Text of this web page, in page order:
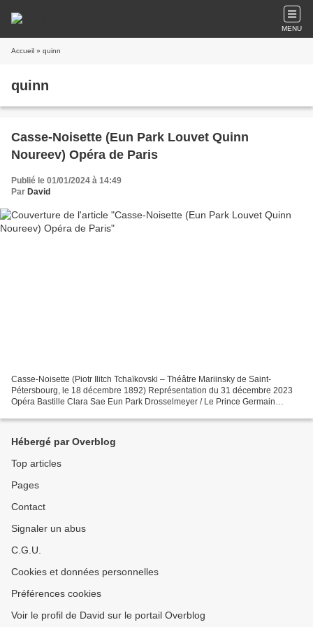
MENU
Accueil » quinn
quinn
Casse-Noisette (Eun Park Louvet Quinn
Noureev) Opéra de Paris
Publié le 01/01/2024 à 14:49
Par David
Casse-Noisette (Piotr Ilitch Tchaïkovski – Théâtre Mariinsky de Saint-
Pétersbourg, le 18 décembre 1892) Représentation du 31 décembre 2023
Opéra Bastille Clara Sae Eun Park Drosselmeyer / Le Prince Germain
Hébergé par Overblog
Top articles
Pages
Contact
Signaler un abus
C.G.U.
Cookies et données personnelles
Préférences cookies
Voir le profil de David sur le portail Overblog